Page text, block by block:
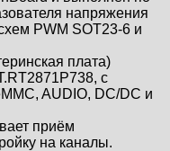
напряжения
PWM SOT23-6 и
плата)
с
AUDIO, DC/DC и
приём
на каналы.